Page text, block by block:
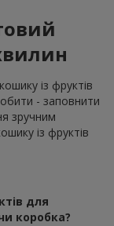
із фруктів
- заповнити
зручним
із фруктів
для
коробка?